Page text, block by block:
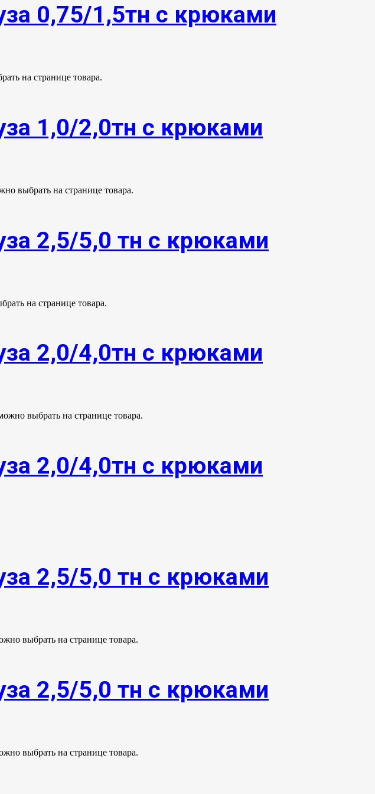
0,75/1,5тн с крюками
на странице товара.
1,0/2,0тн с крюками
выбрать на странице товара.
2,5/5,0 тн с крюками
на странице товара.
2,0/4,0тн с крюками
выбрать на странице товара.
2,0/4,0тн с крюками
2,5/5,0 тн с крюками
выбрать на странице товара.
2,5/5,0 тн с крюками
выбрать на странице товара.